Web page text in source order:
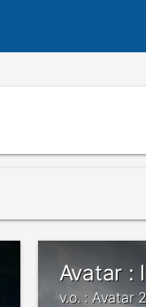
Avatar :
v.o. : Avatar 2